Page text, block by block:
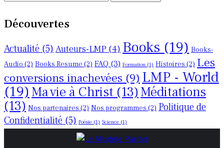
Découvertes
Actualité (5) Auteurs-LMP (4) Books (19) Books-
Audio (2) Books Resume (2) FAQ (3) Formation (1) Histoires (2) Les
conversions inachevées (9) LMP - World
(19) Ma vie à Christ (13) Méditations
(13) Nos partenaires (2) Nos programmes (2) Politique de
Confidentialité (5) Poésie (1) Science (1)